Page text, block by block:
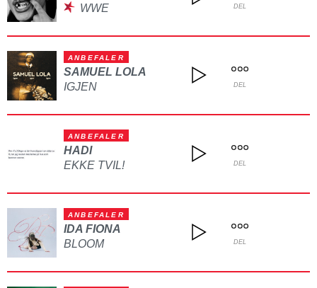
WWE
DEL
ANBEFALER
SAMUEL LOLA
IGJEN
DEL
ANBEFALER
HADI
EKKE TVIL!
DEL
ANBEFALER
IDA FIONA
BLOOM
DEL